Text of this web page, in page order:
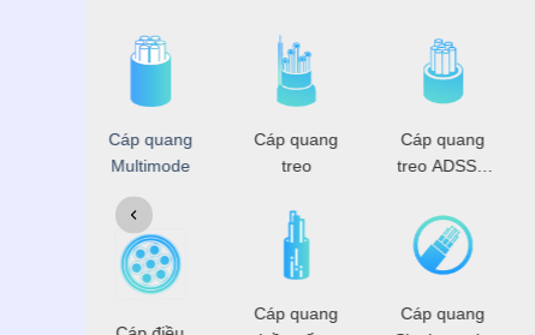
Cáp quang
Multimode
Cáp quang
treo
Cáp quang
Cáp quang
treo ADSS -
Cáp quang